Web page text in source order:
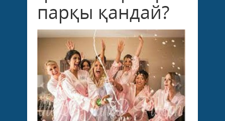
парқы қандай?